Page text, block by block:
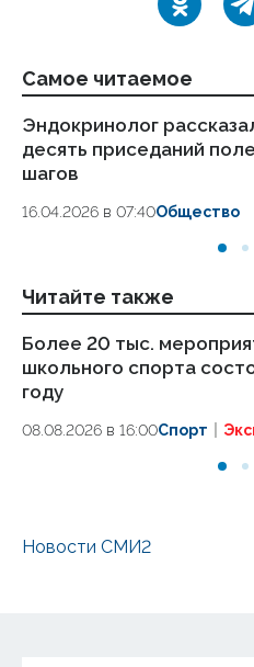
Самое читаемое
Эндокринолог
десять приседаний
шагов
16.04.2026 в 07:40Общество
Читайте также
Более 20 тыс.
школьного спорта
году
08.08.2026 в 16:00Спорт
Новости СМИ2